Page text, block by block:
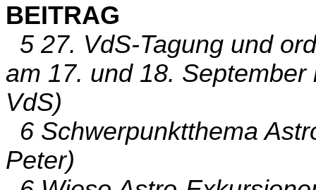
BEITRAG
5 27. VdS-Tagung und
am 17. und 18.
VdS)
6 Schwerpunktthema
Peter)